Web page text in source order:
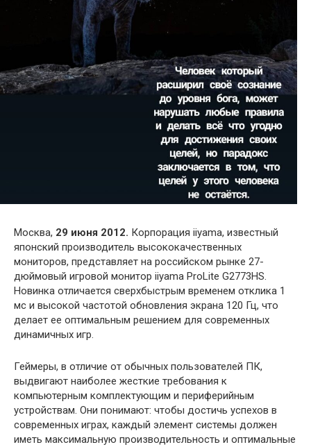
Москва, 29 июня 2012. Корпорация iiyama, известный
японский производитель высококачественных
мониторов, представляет на российском рынке 27-
дюймовый игровой монитор iiyama ProLite G2773HS.
Новинка отличается сверхбыстрым временем отклика 1
мс и высокой частотой обновления экрана 120 Гц, что
делает ее оптимальным решением для современных
динамичных игр.
Геймеры, в отличие от обычных пользователей ПК,
выдвигают наиболее жесткие требования к
компьютерным комплектующим и периферийным
устройствам. Они понимают: чтобы достичь успехов в
современных играх, каждый элемент системы должен
иметь максимальную производительность и оптимальные